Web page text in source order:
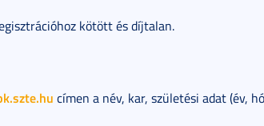
kötött és díjtalan.
címen a név, kar, születési adat (év,